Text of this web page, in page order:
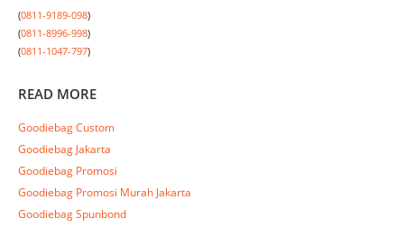
(0811-9189-098)
(0811-8996-998)
(0811-1047-797)
READ MORE
Goodiebag Custom
Goodiebag Jakarta
Goodiebag Promosi
Goodiebag Promosi Murah Jakarta
Goodiebag Spunbond